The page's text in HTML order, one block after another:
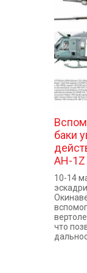
баки
AH-1Z
10-14
что